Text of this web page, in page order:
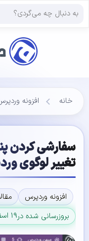
خانه افزونه
سفارشی کردن
تغییر لوگوی
افزونه وردپرس
بروزرسانی شده در۱۹ اسفند ۱۴۰۰